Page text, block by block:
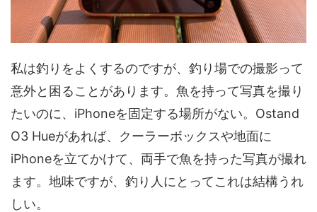
私は釣りをよくするのですが、釣り場での撮影って
意外と困ることがあります。魚を持って写真を撮り
たいのに、iPhoneを固定する場所がない。Ostand
O3 Hueがあれば、クーラーボックスや地面に
iPhoneを立てかけて、両手で魚を持った写真が撮れ
ます。地味ですが、釣り人にとってこれは結構うれ
しい。